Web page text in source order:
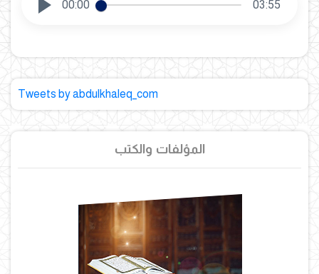
00:00 03:55
Tweets by abdulkhaleq_com
المؤلفات والكتب